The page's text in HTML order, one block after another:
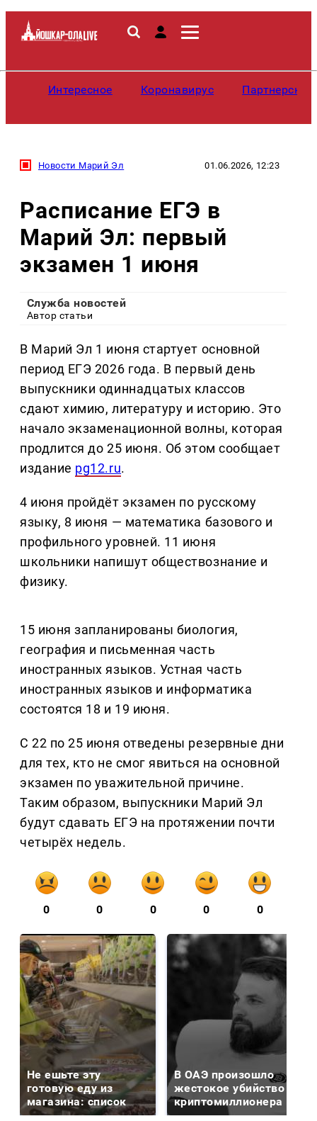
Интересное Коронавирус
Новости Марий Эл 01.06.2026, 12:23
Расписание ЕГЭ в
Марий Эл: первый
экзамен 1 июня
Служба новостей
Автор статьи
В Марий Эл 1 июня стартует основной
период ЕГЭ 2026 года. В первый день
выпускники одиннадцатых классов
сдают химию, литературу и историю. Это
начало экзаменационной волны, которая
продлится до 25 июня. Об этом сообщает
издание pg12.ru.
4 июня пройдёт экзамен по русскому
языку, 8 июня — математика базового и
профильного уровней. 11 июня
школьники напишут обществознание и
физику.
15 июня запланированы биология,
география и письменная часть
иностранных языков. Устная часть
иностранных языков и информатика
состоятся 18 и 19 июня.
С 22 по 25 июня отведены резервные дни
для тех, кто не смог явиться на основной
экзамен по уважительной причине.
Таким образом, выпускники Марий Эл
будут сдавать ЕГЭ на протяжении почти
четырёх недель.
0 0 0 0 0
Не ешьте эту
готовую еду из
магазина: список
В ОАЭ произошло
жестокое убийство
криптомиллионера